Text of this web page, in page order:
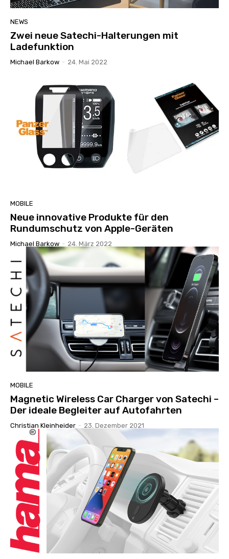
NEWS
Zwei neue Satechi-Halterungen mit
Ladefunktion
Michael Barkow - 24. Mai 2022
MOBILE
Neue innovative Produkte für den
Rundumschutz von Apple-Geräten
Michael Barkow - 24. März 2022
MOBILE
Magnetic Wireless Car Charger von Satechi –
Der ideale Begleiter auf Autofahrten
Christian Kleinheider - 23. Dezember 2021